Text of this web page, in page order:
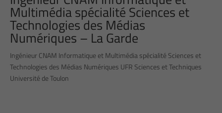
Multimédia spécialité Sciences et
Technologies des Médias
Numériques – La Garde
Ingénieur CNAM Informatique et Multimédia spécialité Sciences et
Technologies des Médias Numériques UFR Sciences et Techniques
Université de Toulon